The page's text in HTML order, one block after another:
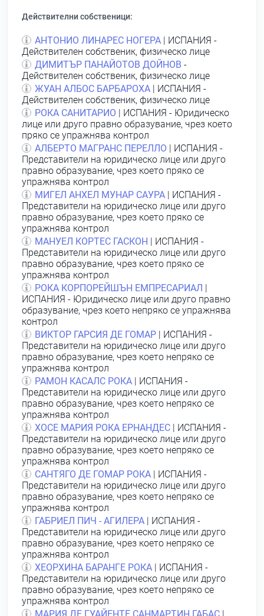
Действителни собственици:
АНТОНИО ЛИНАРЕС НОГЕРА | ИСПАНИЯ -
Действителен собственик, физическо лице
ДИМИТЪР ПАНАЙОТОВ ДОЙНОВ -
Действителен собственик, физическо лице
ЖУАН АЛБОС БАРБАРОХА | ИСПАНИЯ -
Действителен собственик, физическо лице
РОКА САНИТАРИО | ИСПАНИЯ - Юридическо
лице или друго правно образувание, чрез което
пряко се упражнява контрол
АЛБЕРТО МАГРАНС ПЕРЕЛЛО | ИСПАНИЯ -
Представители на юридическо лице или друго
правно образувание, чрез което пряко се
упражнява контрол
МИГЕЛ АНХЕЛ МУНАР САУРА | ИСПАНИЯ -
Представители на юридическо лице или друго
правно образувание, чрез което пряко се
упражнява контрол
МАНУЕЛ КОРТЕС ГАСКОН
| ИСПАНИЯ -
Представители на юридическо лице или друго
правно образувание, чрез което пряко се
упражнява контрол
РОКА КОРПОРЕЙШЪН ЕМПРЕСАРИАЛ
ИСПАНИЯ - Юридическо лице или друго правно
образувание, чрез което непряко се упражнява
контрол
ВИКТОР ГАРСИЯ ДЕ ГОМАР | ИСПАНИЯ -
Представители на юридическо лице или друго
правно образувание, чрез което непряко се
упражнява контрол
РАМОН КАСАЛС РОКА | ИСПАНИЯ -
Представители на юридическо лице или друго
правно образувание, чрез което непряко се
упражнява контрол
ХОСЕ МАРИЯ РОКА ЕРНАНДЕС | ИСПАНИЯ -
Представители на юридическо лице или друго
правно образувание, чрез което непряко се
упражнява контрол
САНТЯГО ДЕ ГОМАР РОКА | ИСПАНИЯ -
Представители на юридическо лице или друго
правно образувание, чрез което непряко се
упражнява контрол
ГАБРИЕЛ ПИЧ - АГИЛЕРА | ИСПАНИЯ -
Представители на юридическо лице или друго
правно образувание, чрез което непряко се
упражнява контрол
ХЕОРХИНА БАРАНГЕ РОКА | ИСПАНИЯ -
Представители на юридическо лице или друго
правно образувание, чрез което непряко се
упражнява контрол